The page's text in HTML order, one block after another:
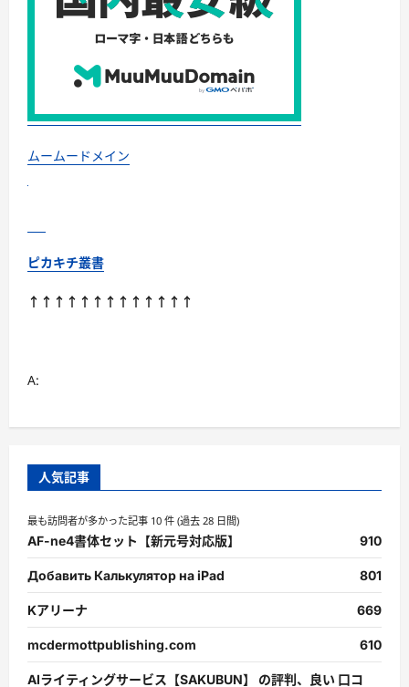
プ
セ
ン
サ
プ
に
つ
ムームードメイン
ピカキチ叢書
↑↑↑↑↑↑↑↑↑↑↑↑↑
A:
人気記事
最も訪問者が多かった記事 10 件 (過去 28 日間)
AF-ne4書体セット【新元号対応版】 910
Добавить Калькулятор на iPad 801
Kアリーナ 669
mcdermottpublishing.com 610
AIライティングサービス【SAKUBUN】 の評判、良い 口コ